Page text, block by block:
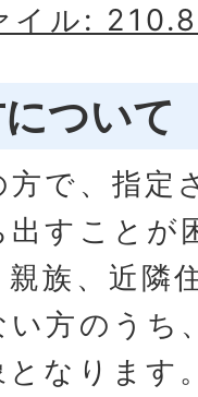
イル:
ついて
で、指定
出すことが
族、近隣
い方のうち
となります